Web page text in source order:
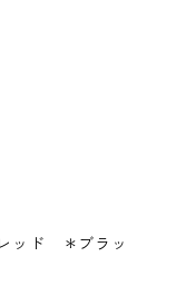
ッド ＊ブラッ